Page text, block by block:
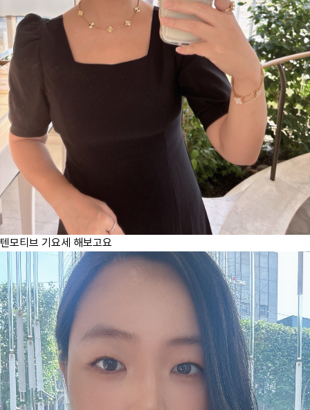
텐모티브 기요세 해보고요